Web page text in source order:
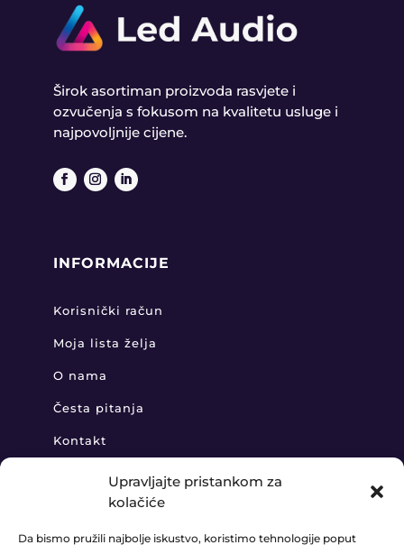
Upravljajte pristankom za
kolačiće
Da bismo pružili najbolje iskustvo, koristimo tehnologije poput
Širok asortiman proizvoda rasvjete i
ozvučenja s fokusom na kvalitetu usluge i
najpovoljnije cijene.
INFORMACIJE
Korisnički račun
Moja lista želja
O nama
Česta pitanja
Kontakt